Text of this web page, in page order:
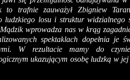
to trafnie zauważył Zbigniew
ludzkiego losu i struktur widzialnego
wprowadza nas w krąg
spektaklach dopełnia je
W rezultacie mamy do
ukazującym osobę ludzką w